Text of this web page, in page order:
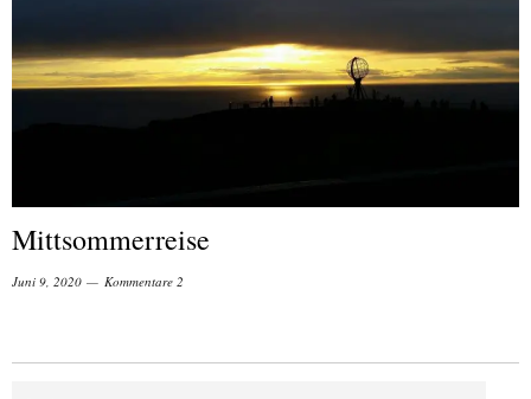
Mittsommerreise
Juni 9, 2020 Kommentare 2